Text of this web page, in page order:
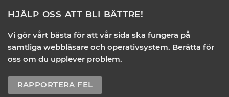
HJÄLP OSS ATT BLI BÄTTRE!
Vi gör vårt bästa för att vår sida ska fungera på
samtliga webbläsare och operativsystem. Berätta för
oss om du upplever problem.
RAPPORTERA FEL